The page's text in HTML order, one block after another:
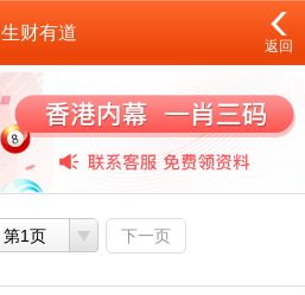
生财有道
返回
第1页 下一页